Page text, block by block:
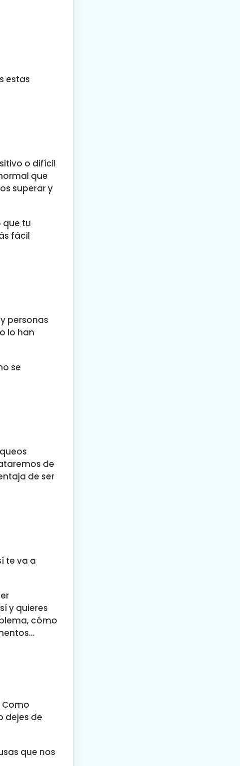
estas
o difícil
que
superar y
que tu
fácil
personas
lo han
se
de
de ser
te va a
y quieres
cómo
Como
dejes de
que nos